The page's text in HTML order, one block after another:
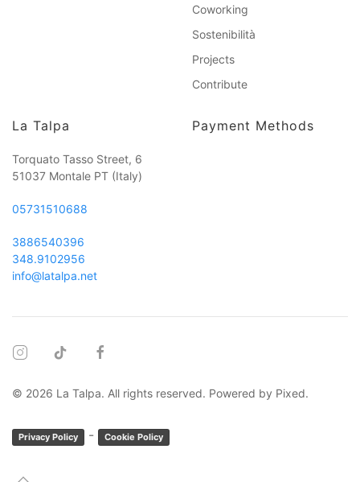
Coworking
Sostenibilità
Projects
Contribute
La Talpa
Torquato Tasso Street, 6
51037 Montale PT (Italy)
05731510688
3886540396
348.9102956
info@latalpa.net
Payment Methods
© 2026 La Talpa. All rights reserved. Powered by Pixed.
Privacy Policy - Cookie Policy